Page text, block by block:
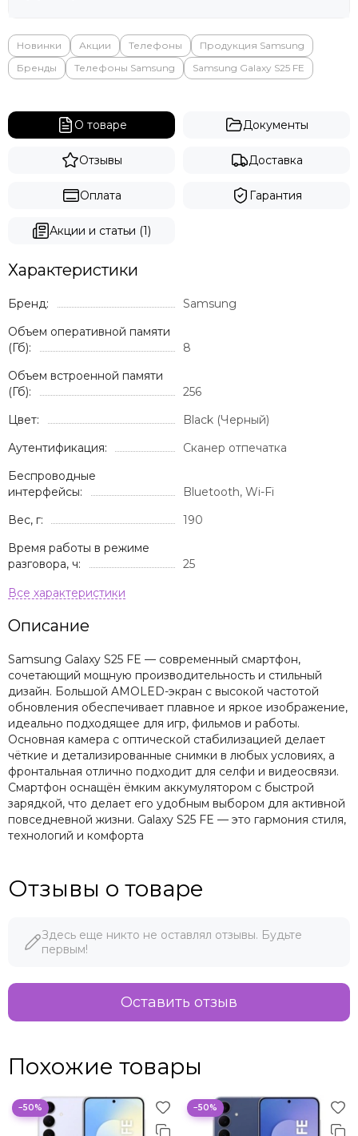
Новинки Акции Телефоны
Продукция Samsung
Бренды
Телефоны Samsung Samsung Galaxy S25 FE
О товаре Документы
Отзывы Доставка
Оплата Гарантия
Акции и статьи (1)
Характеристики
Бренд:
Samsung
Объем оперативной памяти
(Гб):
8
Объем встроенной памяти
(Гб):
256
Цвет:
Black (Черный)
Аутентификация:
Сканер отпечатка
Беспроводные
интерфейсы:
Bluetooth, Wi-Fi
Вес, г:
190
Время работы в режиме
разговора, ч:
25
Описание
Samsung Galaxy S25 FE — современный смартфон,
сочетающий мощную производительность и стильный
дизайн. Большой AMOLED-экран с высокой частотой
обновления обеспечивает плавное и яркое изображение,
идеально подходящее для игр, фильмов и работы.
Основная камера с оптической стабилизацией делает
чёткие и детализированные снимки в любых условиях, а
фронтальная отлично подходит для селфи и видеосвязи.
Смартфон оснащён ёмким аккумулятором с быстрой
зарядкой, что делает его удобным выбором для активной
повседневной жизни. Galaxy S25 FE — это гармония стиля,
технологий и комфорта
Отзывы о товаре
Здесь еще никто не оставлял отзывы. Будьте
первым!
Оставить отзыв
Похожие товары
−50% −50%